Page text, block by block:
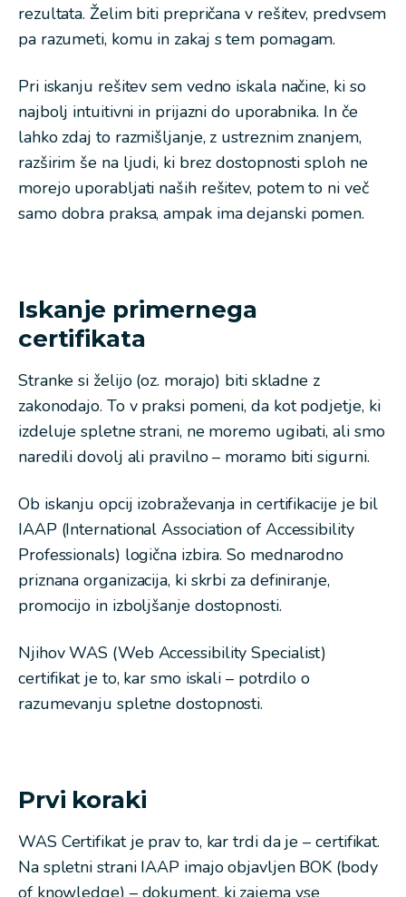
rezultata. Želim biti prepričana v rešitev, predvsem
pa razumeti, komu in zakaj s tem pomagam.
Pri iskanju rešitev sem vedno iskala načine, ki so
najbolj intuitivni in prijazni do uporabnika. In če
lahko zdaj to razmišljanje, z ustreznim znanjem,
razširim še na ljudi, ki brez dostopnosti sploh ne
morejo uporabljati naših rešitev, potem to ni več
samo dobra praksa, ampak ima dejanski pomen.
Iskanje primernega
certifikata
Stranke si želijo (oz. morajo) biti skladne z
zakonodajo. To v praksi pomeni, da kot podjetje, ki
izdeluje spletne strani, ne moremo ugibati, ali smo
naredili dovolj ali pravilno – moramo biti sigurni.
Ob iskanju opcij izobraževanja in certifikacije je bil
IAAP (International Association of Accessibility
Professionals) logična izbira. So mednarodno
priznana organizacija, ki skrbi za definiranje,
promocijo in izboljšanje dostopnosti.
Njihov WAS (Web Accessibility Specialist)
certifikat je to, kar smo iskali – potrdilo o
razumevanju spletne dostopnosti.
Prvi koraki
WAS Certifikat je prav to, kar trdi da je – certifikat.
Na spletni strani IAAP imajo objavljen BOK (body
of knowledge) – dokument, ki zajema vse